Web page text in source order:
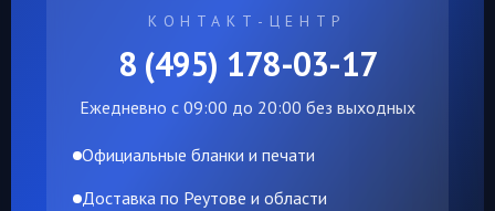
КОНТАКТ-ЦЕНТР
8 (495) 178-03-17
Ежедневно с 09:00 до 20:00 без выходных
Официальные бланки и печати
Доставка по Реутове и области